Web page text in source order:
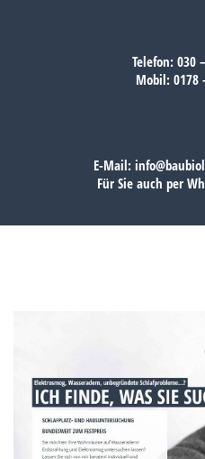
Telefon: 030
Mobil: 0178
E-Mail:
Für Sie auch per